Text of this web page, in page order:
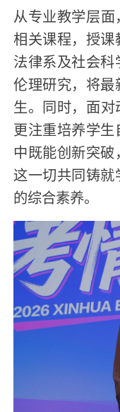
从专业教学层
相关课程，授课
法律系及社会
伦理研究，将
生。同时，面
更注重培养学
中既能创新突破
这一切共同铸
的综合素养。